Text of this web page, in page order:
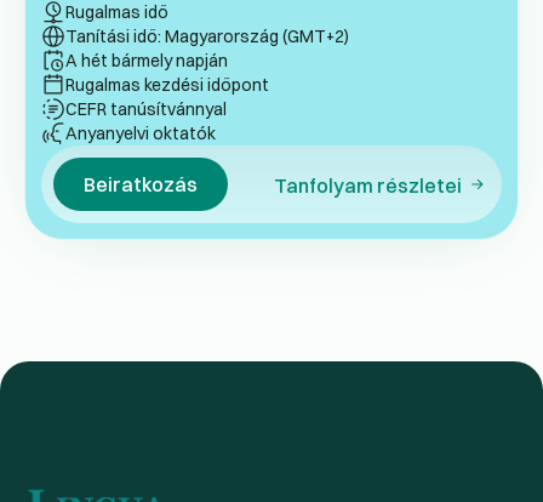
Rugalmas idő
Tanítási idő: Magyarország (GMT+2)
A hét bármely napján
Rugalmas kezdési időpont
CEFR tanúsítvánnyal
Anyanyelvi oktatók
Beiratkozás Tanfolyam részletei